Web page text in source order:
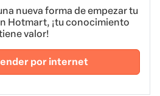
nueva forma de empezar tu
Hotmart, ¡tu conocimiento
valor!
por internet